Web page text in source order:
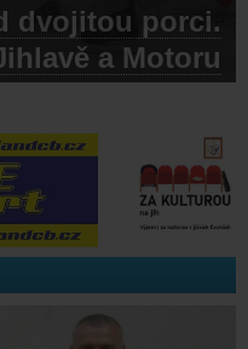
dvojitou porci.
a Motoru